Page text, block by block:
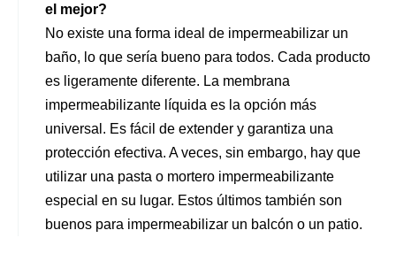
el mejor?
No existe una forma ideal de impermeabilizar un
baño, lo que sería bueno para todos. Cada producto
es ligeramente diferente. La membrana
impermeabilizante líquida es la opción más
universal. Es fácil de extender y garantiza una
protección efectiva. A veces, sin embargo, hay que
utilizar una pasta o mortero impermeabilizante
especial en su lugar. Estos últimos también son
buenos para impermeabilizar un balcón o un patio.